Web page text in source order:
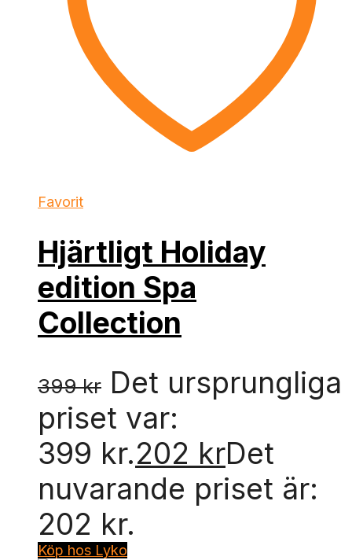
Favorit
Hjärtligt Holiday
edition Spa
Collection
399kr Det ursprungliga
priset var:
399 kr.202 krDet
nuvarande priset är:
202 kr.
Köp hos Lyko